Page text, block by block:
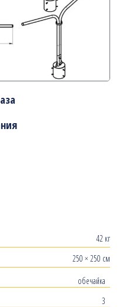
42 кг
250 × 250 см
обечайка
3